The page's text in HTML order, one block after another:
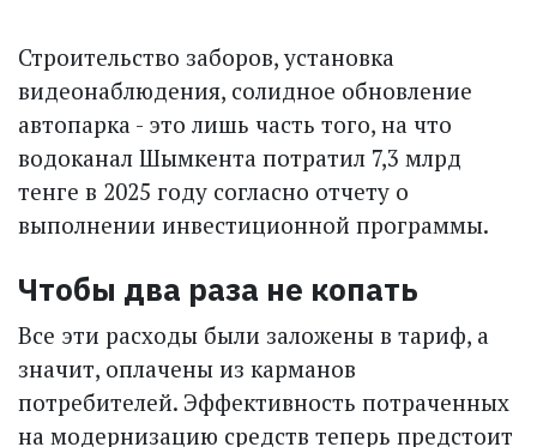
Строительство заборов, установка
видеонаблюдения, солидное обновление
автопарка - это лишь часть того, на что
водоканал Шымкента потратил 7,3 млрд
тенге в 2025 году согласно отчету о
выполнении инвестиционной программы.
Чтобы два раза не копать
Все эти расходы были заложены в тариф, а
значит, оплачены из карманов
потребителей. Эффективность потраченных
на модернизацию средств теперь предстоит